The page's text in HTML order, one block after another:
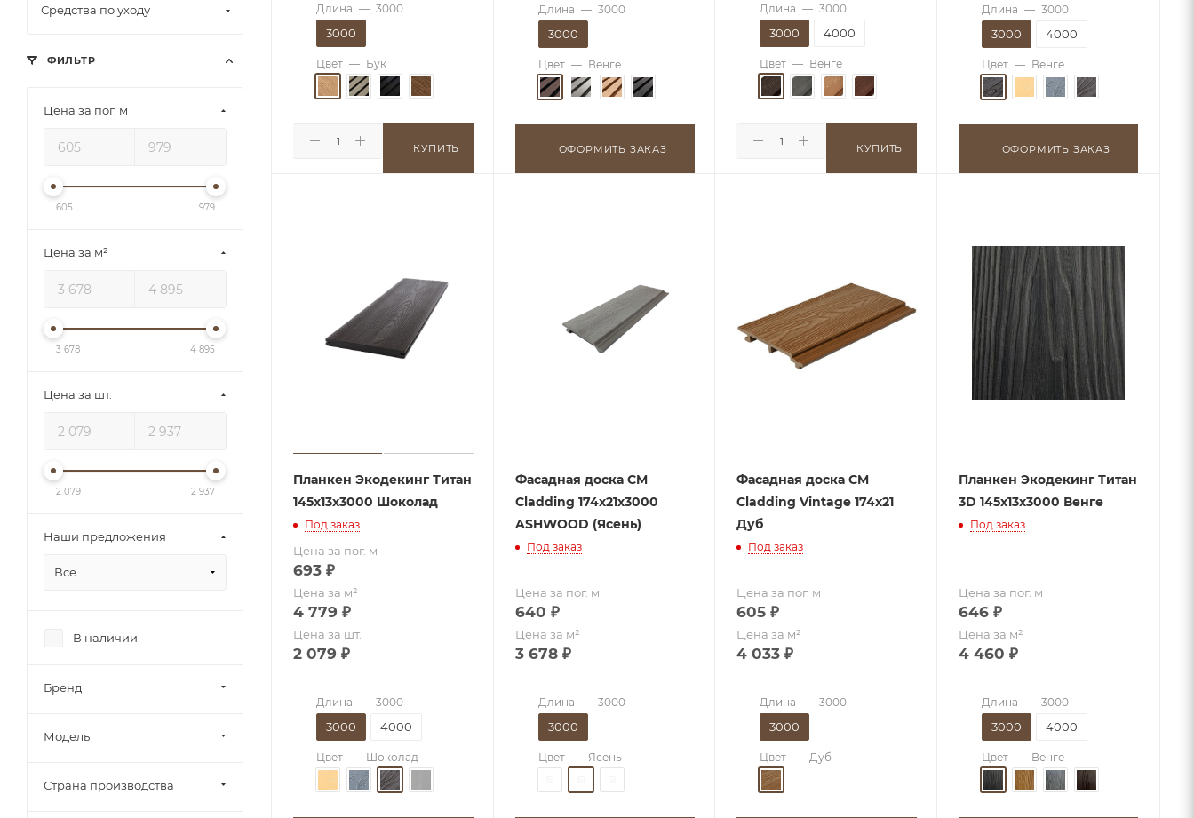
Длина — 3000
3000
Цвет — Бук
КУПИТЬ
Длина — 3000
3000
Цвет — Венге
ОФОРМИТЬ ЗАКАЗ
Длина — 3000
3000 4000
Цвет — Венге
КУПИТЬ
Длина — 3000
3000 4000
Цвет — Венге
ОФОРМИТЬ ЗАКАЗ
Планкен Экодекинг Титан
145х13x3000 Шоколад
Под заказ
Цена за пог. м
693 ₽
Цена за м²
4 779 ₽
Цена за шт.
2 079 ₽
Длина — 3000
3000 4000
Цвет — Шоколад
Фасадная доска CM
Cladding 174х21х3000
ASHWOOD (Ясень)
Под заказ
Цена за пог. м
640 ₽
Цена за м²
3 678₽
Длина — 3000
3000
Цвет — Ясень
Фасадная доска CM
Cladding Vintage 174х21
Дуб
Под заказ
Цена за пог. м
605 ₽
Цена за м²
4 033 ₽
Длина — 3000
3000
Цвет — Дуб
Планкен Экодекинг Титан
3D 145х13x3000 Венге
Под заказ
Цена за пог. м
646₽
Цена за м²
4 460 ₽
Длина — 3000
3000 4000
Цвет — Венге
Средства по уходу
ФИЛЬТР
Цена за пог. м
605 979
Цена за м²
3 678 4 895
Цена за шт.
2 079 2 937
Наши предложения
Все
В наличии
Бренд
Модель
Страна производства